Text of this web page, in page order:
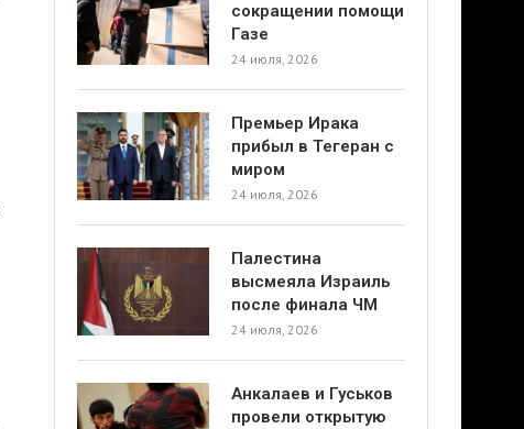
сокращении помощи
Газе
24 июля, 2026
Премьер Ирака
прибыл в Тегеран с
миром
24 июля, 2026
Палестина
высмеяла Израиль
после финала ЧМ
24 июля, 2026
Анкалаев и Гуськов
провели открытую